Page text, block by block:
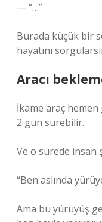
— “…”
Burada küçük bir
hayatını
Aracı
İkame araç
2 gün sürebilir.
Ve o sürede insan
“Ben aslında
Ama bu yürüyüş